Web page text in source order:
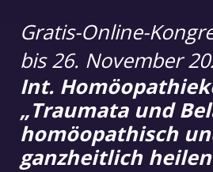
Gratis-Online-
bis 26. November
Int.
„Traumata und
homöopathisch
ganzheitlich